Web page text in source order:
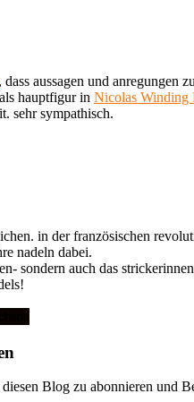
, dass aussagen und anregungen
hauptfigur in Nicolas Winding
sehr sympathisch.
in der französischen
nadeln dabei.
sondern auch das
Blog zu abonnieren und